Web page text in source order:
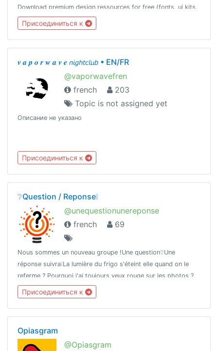
Download premium design ressources for free (fonts, ui kits,
templates, plugins, aescripts, cracked apChannel :
@designersparadise
Присоединиться к
𝒗 𝒂 𝒑 𝒐 𝒓 𝒘 𝒂 𝒗 𝒆 𝘯𝘪𝘨𝘩𝘵𝘤𝘭𝘶𝘣 • EN/FR
@vaporwavefren
french
203
Topic is not assigned yet
Описание не указано
Присоединиться к
❔Question / Reponse❕
@unequestionunereponse
french
69
Nous sommes un nouveau groupe !Une question❔Une
réponse suivra❕La lumière du frigo s'éteint elle quand on le
referme ? Pourquoi j'ai toujours yeux rouge sur les photos ?
To be or not to be ? Ce groupe est premier ou second degrés
? 🙃
Присоединиться к
Opiasgram
@Opiasgram